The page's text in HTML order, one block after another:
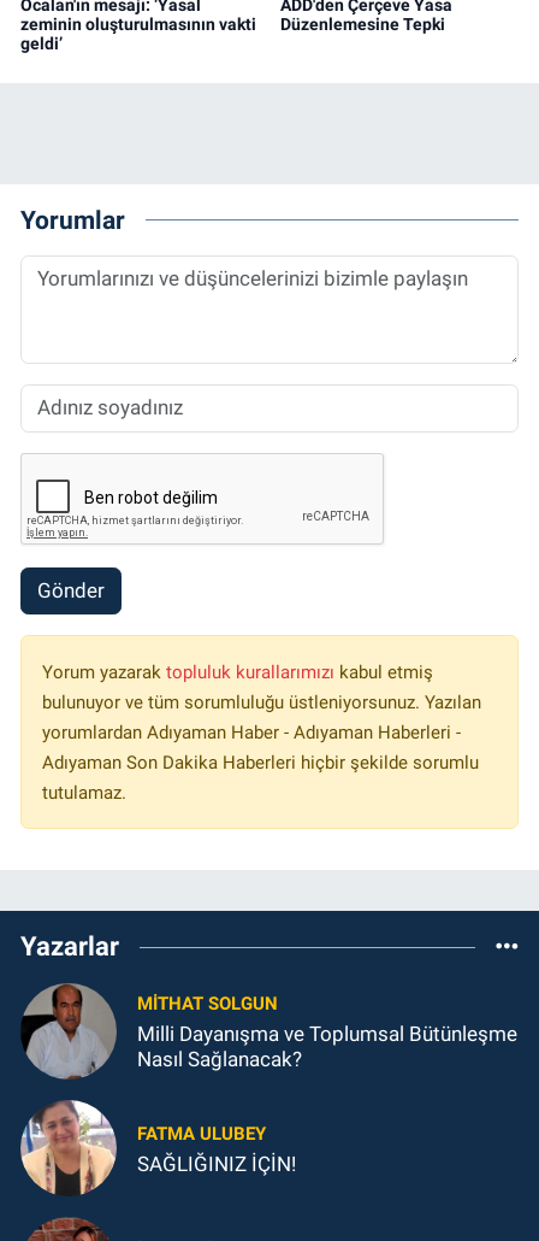
Öcalan'ın mesajı: ‘Yasal
zeminin oluşturulmasının vakti
geldi’
ADD'den Çerçeve Yasa
Düzenlemesine Tepki
Yorumlar
Gönder
Yorum yazarak topluluk kurallarımızı kabul etmiş
bulunuyor ve tüm sorumluluğu üstleniyorsunuz. Yazılan
yorumlardan Adıyaman Haber - Adıyaman Haberleri -
Adıyaman Son Dakika Haberleri hiçbir şekilde sorumlu
tutulamaz.
Yazarlar
MITHAT SOLGUN
Milli Dayanışma ve Toplumsal Bütünleşme
Nasıl Sağlanacak?
FATMA ULUBEY
SAĞLIĞINIZ İÇİN!